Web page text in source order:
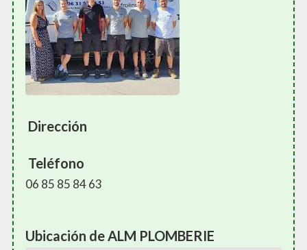
Dirección
Teléfono
06 85 85 84 63
Ubicación de ALM PLOMBERIE